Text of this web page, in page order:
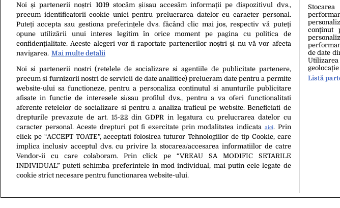
21 Apr. 2021, 20:07
VIDEO – Prima conferință de presă a
noului ministru al Sănătății: „Avem o
șansă istorică de a remedia o parte din
probleme”. Care sunt prioritățile Ioanei
Mihăilă
20 Iul. 2020, 19:19
Andreea Esca a confirmat infecția cu
Covid-19: „Soțul meu a avut primul
boala. Apoi și unul dintre copiii noștri”
Despre NoiContactEchipa EditorialăPolitica De
Noi și partenerii noștri 1019stocăm și/sau accesăm informații pe dispozitivul dvs.,
precum identificatorii cookie unici pentru prelucrarea datelor cu caracter personal.
Puteți accepta sau gestiona preferințele dvs. făcând clic mai jos, respectiv vă puteți
opune utilizării unui interes legitim în orice moment pe pagina cu politica de
confidențialitate. Aceste alegeri vor fi raportate partenerilor noștri și nu vă vor afecta
navigarea. Mai multe detalii
Noi si partenerii nostri (retelele de socializare si agentiile de publicitate partenere,
precum si furnizorii nostri de servicii de date analitice) prelucram date pentru a permite
website-ului sa functioneze, pentru a personaliza continutul si anunturile publicitare
afisate in functie de interesele si/sau profilul dvs., pentru a va oferi functionalitati
aferente retelelor de socializare si pentru a analiza traficul pe website. Beneficiati de
drepturile prevazute de art. 15-22 din GDPR in legatura cu prelucrarea datelor cu
caracter personal. Aceste drepturi pot fi exercitate prin modalitatea indicata aici. Prin
click pe “ACCEPT TOATE”, acceptati folosirea tuturor Tehnologiilor de tip Cookie, care
implica inclusiv acceptul dvs. cu privire la stocarea/accesarea informatiilor de catre
Vendor-ii cu care colaboram. Prin click pe “VREAU SA MODIFIC SETARILE
INDIVIDUAL” puteti schimba preferintele in mod individual, mai putin cele legate de
cookie strict necesare pentru functionarea website-ului.
conținut
de date
Listă